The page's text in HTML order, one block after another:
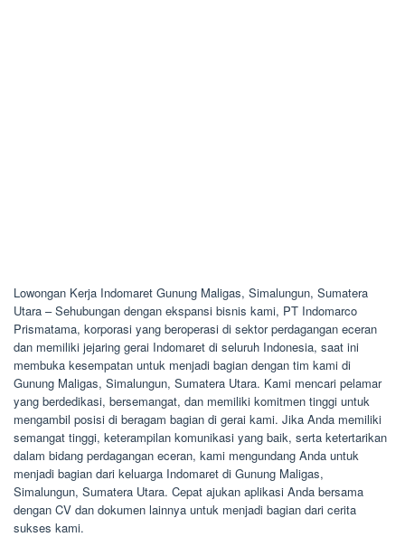
Lowongan Kerja Indomaret Gunung Maligas, Simalungun, Sumatera
Utara – Sehubungan dengan ekspansi bisnis kami, PT Indomarco
Prismatama, korporasi yang beroperasi di sektor perdagangan eceran
dan memiliki jejaring gerai Indomaret di seluruh Indonesia, saat ini
membuka kesempatan untuk menjadi bagian dengan tim kami di
Gunung Maligas, Simalungun, Sumatera Utara. Kami mencari pelamar
yang berdedikasi, bersemangat, dan memiliki komitmen tinggi untuk
mengambil posisi di beragam bagian di gerai kami. Jika Anda memiliki
semangat tinggi, keterampilan komunikasi yang baik, serta ketertarikan
dalam bidang perdagangan eceran, kami mengundang Anda untuk
menjadi bagian dari keluarga Indomaret di Gunung Maligas,
Simalungun, Sumatera Utara. Cepat ajukan aplikasi Anda bersama
dengan CV dan dokumen lainnya untuk menjadi bagian dari cerita
sukses kami.